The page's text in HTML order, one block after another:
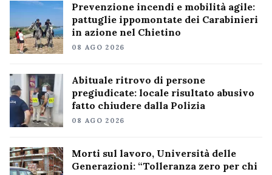
Prevenzione incendi e mobilità agile:
pattuglie ippomontate dei Carabinieri
in azione nel Chietino
08 AGO 2026
Abituale ritrovo di persone
pregiudicate: locale risultato abusivo
fatto chiudere dalla Polizia
08 AGO 2026
Morti sul lavoro, Università delle
Generazioni: “Tolleranza zero per chi